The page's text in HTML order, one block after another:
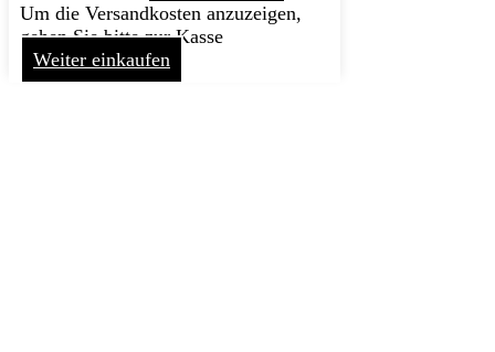
Um die Versandkosten anzuzeigen,
gehen Sie bitte zur Kasse
Weiter einkaufen